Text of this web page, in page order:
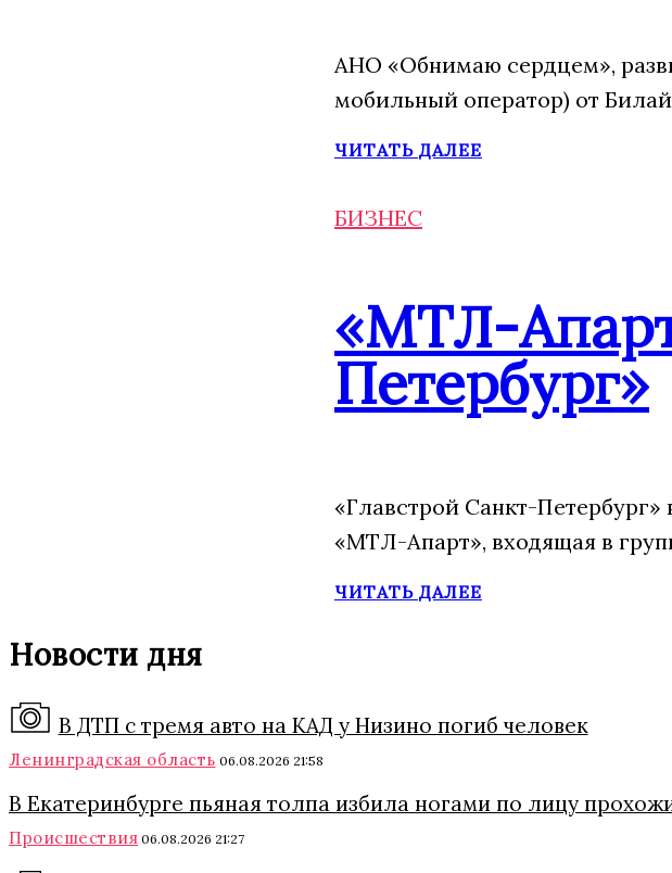
АНО «Обнимаю сердцем»,
мобильный оператор) от
ЧИТАТЬ ДАЛЕЕ
БИЗНЕС
«МТЛ-
Петербург»
«Главстрой Санкт-
«МТЛ-Апарт», входящая в
ЧИТАТЬ ДАЛЕЕ
Новости дня
В ДТП с тремя авто на КАД у Низино погиб человек
Ленинградская область 06.08.2026 21:58
В Екатеринбурге пьяная толпа избила ногами по лицу
Происшествия 06.08.2026 21:27